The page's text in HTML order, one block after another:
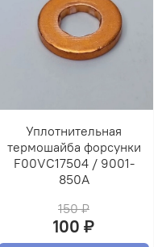
Уплотнительная
термошайба форсунки
F00VC17504 / 9001-
850A
150 ₽
100 ₽